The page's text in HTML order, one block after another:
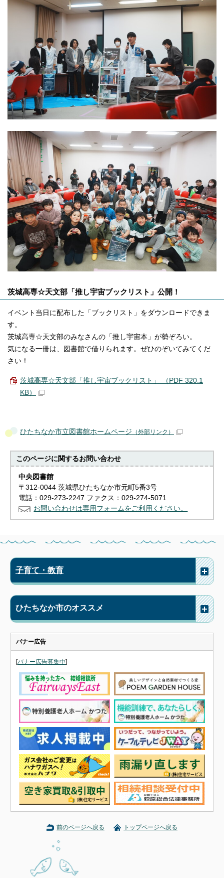
茨城高専☆天文部「推し宇宙ブックリスト」公開！
イベント当日に配布した「ブックリスト」をダウンロードできま
す。
茨城高専☆天文部のみなさんの「推し宇宙本」が勢ぞろい。
気になる一冊は、図書館で借りられます。ぜひのぞいてみてくだ
さい！
茨城高専☆天文部「推し宇宙ブックリスト」 （PDF 320.1
KB）
ひたちなか市立図書館ホームページ （外部リンク）
このページに関するお問い合わせ
中央図書館
〒312-0044 茨城県ひたちなか市元町5番3号
電話：029-273-2247 ファクス：029-274-5071
お問い合わせは専用フォームをご利用ください。
子育て・教育
ひたちなか市のオススメ
バナー広告
[バナー広告募集中]
前のページへ戻る トップページへ戻る